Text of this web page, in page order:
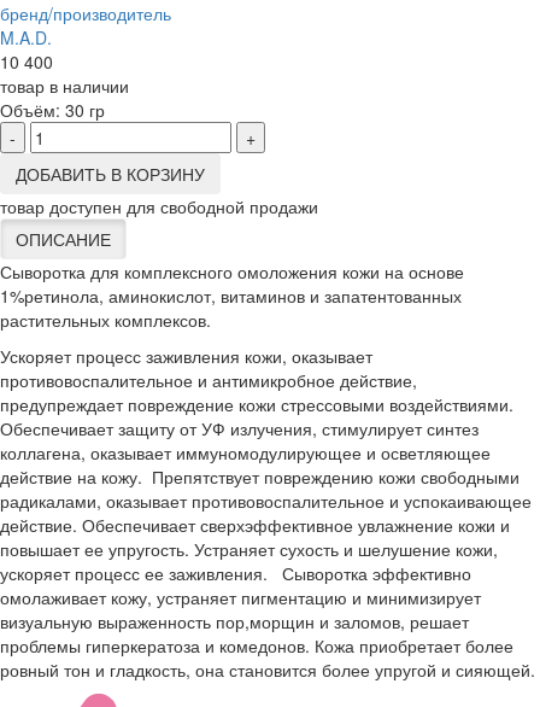
бренд/производитель
M.A.D.
10 400
товар в наличии
Объём: 30 гр
-
+
ДОБАВИТЬ В КОРЗИНУ
товар доступен для свободной продажи
ОПИСАНИЕ
Сыворотка для комплексного омоложения кожи на основе
1%ретинола, аминокислот, витаминов и запатентованных
растительных комплексов.
Ускоряет процесс заживления кожи, оказывает
противовоспалительное и антимикробное действие,
предупреждает повреждение кожи стрессовыми воздействиями.
Обеспечивает защиту от УФ излучения, стимулирует синтез
коллагена, оказывает иммуномодулирующее и осветляющее
действие на кожу. Препятствует повреждению кожи свободными
радикалами, оказывает противовоспалительное и успокаивающее
действие. Обеспечивает сверхэффективное увлажнение кожи и
повышает ее упругость. Устраняет сухость и шелушение кожи,
ускоряет процесс ее заживления. Сыворотка эффективно
омолаживает кожу, устраняет пигментацию и минимизирует
визуальную выраженность пор,морщин и заломов, решает
проблемы гиперкератоза и комедонов. Кожа приобретает более
ровный тон и гладкость, она становится более упругой и сияющей.